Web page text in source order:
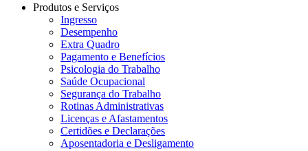
Produtos e Serviços
Ingresso
Desempenho
Extra Quadro
Pagamento e Benefícios
Psicologia do Trabalho
Saúde Ocupacional
Segurança do Trabalho
Rotinas Administrativas
Licenças e Afastamentos
Certidões e Declarações
Aposentadoria e Desligamento